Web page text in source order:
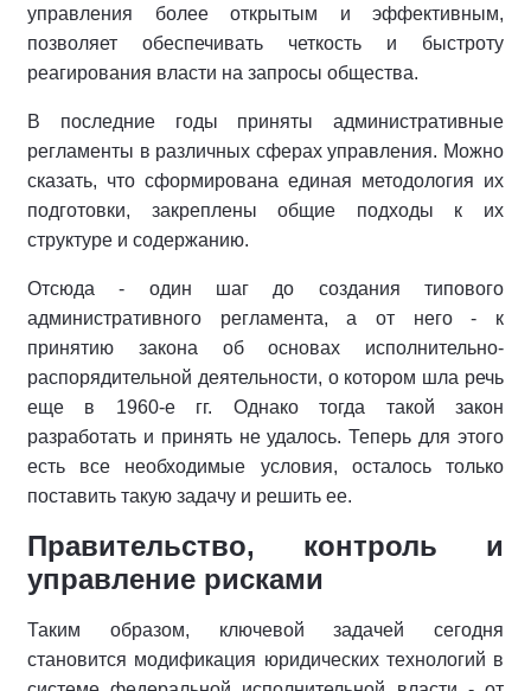
управления более открытым и эффективным,
позволяет обеспечивать четкость и быстроту
реагирования власти на запросы общества.
В последние годы приняты административные
регламенты в различных сферах управления. Можно
сказать, что сформирована единая методология их
подготовки, закреплены общие подходы к их
структуре и содержанию.
Отсюда - один шаг до создания типового
административного регламента, а от него - к
принятию закона об основах исполнительно-
распорядительной деятельности, о котором шла речь
еще в 1960-е гг. Однако тогда такой закон
разработать и принять не удалось. Теперь для этого
есть все необходимые условия, осталось только
поставить такую задачу и решить ее.
Правительство, контроль и
управление рисками
Таким образом, ключевой задачей сегодня
становится модификация юридических технологий в